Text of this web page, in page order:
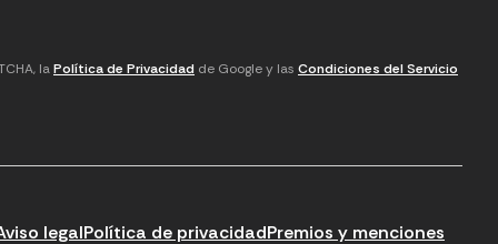
laPolítica de Privacidad de Google y las Condiciones del Servicio
legalPolítica de privacidadPremios y menciones